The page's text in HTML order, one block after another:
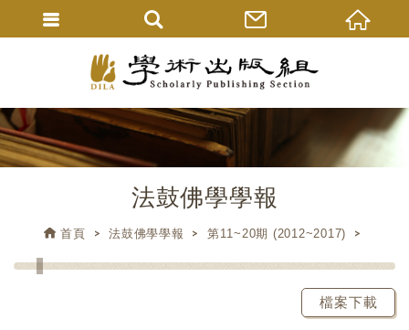
法鼓佛學學報
首頁 法鼓佛學學報 第11~20期 (2012~2017)
檔案下載